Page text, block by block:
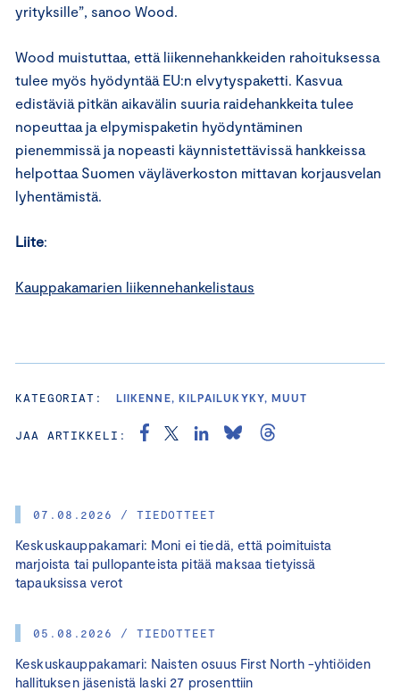
07.08.2026 / TIEDOTTEET
Keskuskauppakamari: Moni ei tiedä, että poimituista
marjoista tai pullopanteista pitää maksaa tietyissä
tapauksissa verot
05.08.2026 / TIEDOTTEET
Keskuskauppakamari: Naisten osuus First North -yhtiöiden
hallituksen jäsenistä laski 27 prosenttiin
yrityksille”, sanoo Wood.
Wood muistuttaa, että liikennehankkeiden rahoituksessa
tulee myös hyödyntää EU:n elvytyspaketti. Kasvua
edistäviä pitkän aikavälin suuria raidehankkeita tulee
nopeuttaa ja elpymispaketin hyödyntäminen
pienemmissä ja nopeasti käynnistettävissä hankkeissa
helpottaa Suomen väyläverkoston mittavan korjausvelan
lyhentämistä.
Liite:
Kauppakamarien liikennehankelistaus
KATEGORIAT: LIIKENNE, KILPAILUKYKY, MUUT
JAA ARTIKKELI: